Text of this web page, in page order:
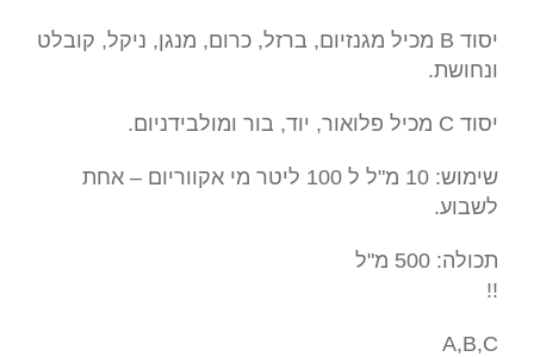
יסוד B מכיל מגנזיום, ברזל, כרום, מנגן, ניקל, קובלט
ונחושת.
יסוד C מכיל פלואור, יוד, בור ומולבידניום.
שימוש: 10 מ"ל ל 100 ליטר מי אקווריום – אחת
לשבוע.
תכולה: 500 מ"ל
!!
A,B,C